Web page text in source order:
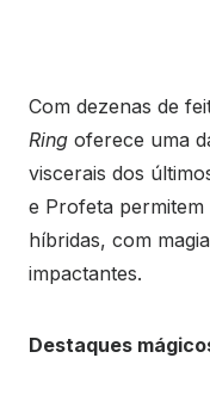
Com dezenas de
Ring oferece uma
viscerais dos
e Profeta
híbridas, com
impactantes.
Destaques